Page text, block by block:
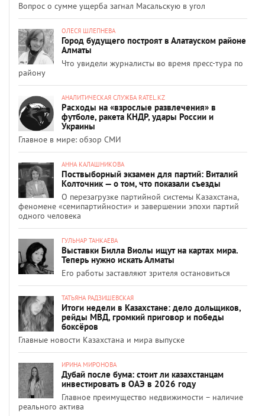
Вопрос о сумме ущерба загнал Масальскую в угол
ОЛЕСЯ ШЛЕПНЕВА
Город будущего построят в Алатауском районе
Алматы
Что увидели журналисты во время пресс-тура по
району
АНАЛИТИЧЕСКАЯ СЛУЖБА RATEL.KZ
Расходы на «взрослые развлечения» в
футболе, ракета КНДР, удары России и
Украины
Главное в мире: обзор СМИ
АННА КАЛАШНИКОВА
Поствыборный экзамен для партий: Виталий
Колточник — о том, что показали съезды
О перезагрузке партийной системы Казахстана,
феномене «семипартийности» и завершении эпохи партий
одного человека
ГУЛЬНАР ТАНКАЕВА
Выставки Билла Виолы ищут на картах мира.
Теперь нужно искать Алматы
Его работы заставляют зрителя остановиться
ТАТЬЯНА РАДЗИШЕВСКАЯ
Итоги недели в Казахстане: дело дольщиков,
рейды МВД, громкий приговор и победы
боксёров
Главные новости Казахстана и мира выпуске
ИРИНА МИРОНОВА
Дубай после бума: стоит ли казахстанцам
инвестировать в ОАЭ в 2026 году
Главное преимущество недвижимости – наличие
реального актива